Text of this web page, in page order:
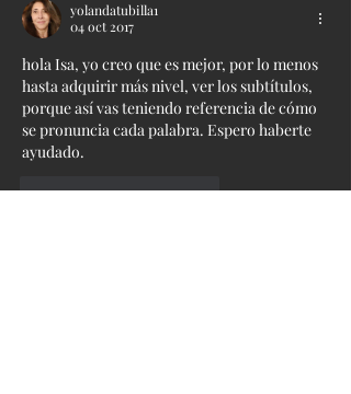
yolandatubilla1
04 oct 2017
hola Isa, yo creo que es mejor, por lo menos
hasta adquirir más nivel, ver los subtítulos,
porque así vas teniendo referencia de cómo
se pronuncia cada palabra. Espero haberte
ayudado.
Me gusta Reaccionar